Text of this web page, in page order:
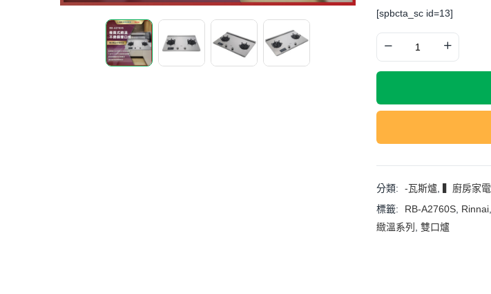
[spbcta_sc id=13]
分類: -瓦斯爐,
▍廚房家電
標籤:
RB-A2760S, Rinnai,
緻溫系列
雙口爐